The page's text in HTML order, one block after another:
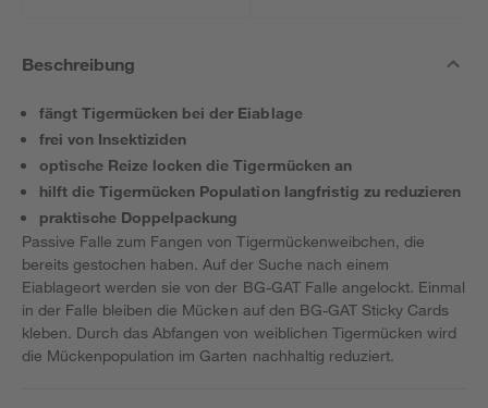
Beschreibung
fängt Tigermücken bei der Eiablage
frei von Insektiziden
optische Reize locken die Tigermücken an
hilft die Tigermücken Population langfristig zu reduzieren
praktische Doppelpackung
Passive Falle zum Fangen von Tigermückenweibchen, die
bereits gestochen haben. Auf der Suche nach einem
Eiablageort werden sie von der BG-GAT Falle angelockt. Einmal
in der Falle bleiben die Mücken auf den BG-GAT Sticky Cards
kleben. Durch das Abfangen von weiblichen Tigermücken wird
die Mückenpopulation im Garten nachhaltig reduziert.